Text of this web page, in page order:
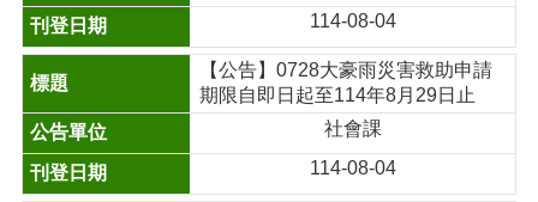
114-08-04
【公告】0728大豪雨災害救助申請
期限自即日起至114年8月29日止
社會課
114-08-04